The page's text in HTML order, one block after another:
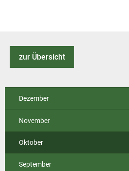
zur Übersicht
Dezember
November
Oktober
September